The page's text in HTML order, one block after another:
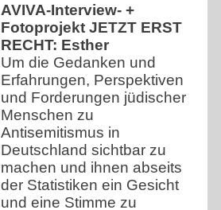
AVIVA-Interview- +
Fotoprojekt JETZT ERST
RECHT: Esther
Um die Gedanken und
Erfahrungen, Perspektiven
und Forderungen jüdischer
Menschen zu
Antisemitismus in
Deutschland sichtbar zu
machen und ihnen abseits
der Statistiken ein Gesicht
und eine Stimme zu